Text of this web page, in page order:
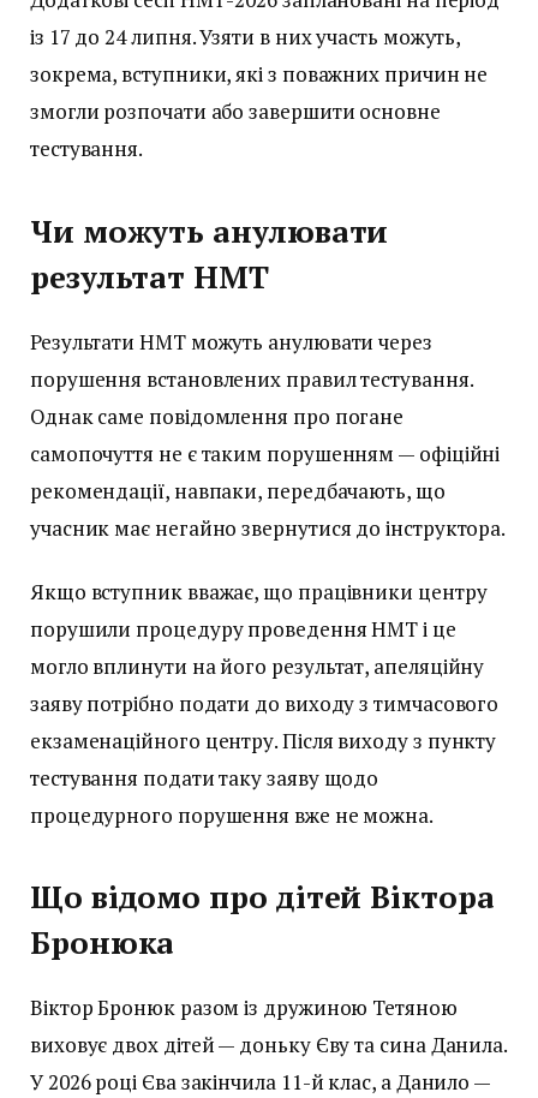
із 17 до 24 липня. Узяти в них участь можуть,
зокрема, вступники, які з поважних причин не
змогли розпочати або завершити основне
тестування.
Чи можуть анулювати
результат НМТ
Результати НМТ можуть анулювати через
порушення встановлених правил тестування.
Однак саме повідомлення про погане
самопочуття не є таким порушенням — офіційні
рекомендації, навпаки, передбачають, що
учасник має негайно звернутися до інструктора.
Якщо вступник вважає, що працівники центру
порушили процедуру проведення НМТ і це
могло вплинути на його результат, апеляційну
заяву потрібно подати до виходу з тимчасового
екзаменаційного центру. Після виходу з пункту
тестування подати таку заяву щодо
процедурного порушення вже не можна.
Що відомо про дітей Віктора
Бронюка
Віктор Бронюк разом із дружиною Тетяною
виховує двох дітей — доньку Єву та сина Данила.
У 2026 році Єва закінчила 11-й клас, а Данило —